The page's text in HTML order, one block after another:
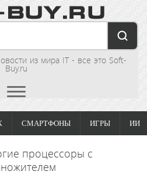
из мира IT - все это Soft-
Buy.ru
СМАРТФОНЫ ИГРЫ ИИ
процессоры с